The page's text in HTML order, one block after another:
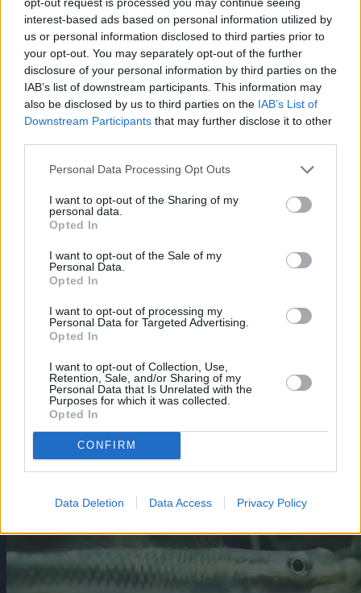
interest-based ads based on personal information utilized by
us or personal information disclosed to third parties prior to
your opt-out. You may separately opt-out of the further
disclosure of your personal information by third parties on the
IAB’s list of downstream participants. This information may
also be disclosed by us to third parties on the IAB’s List of
Downstream Participants that may further disclose it to other
Personal Data Processing Opt Outs
I want to opt-out of the Sharing of my
personal data.
Opted In
I want to opt-out of the Sale of my
Personal Data.
Opted In
I want to opt-out of processing my
Personal Data for Targeted Advertising.
Opted In
I want to opt-out of Collection, Use,
Retention, Sale, and/or Sharing of my
Personal Data that Is Unrelated with the
Purposes for which it was collected.
Opted In
CONFIRM
Data Deletion Data Access Privacy Policy
Knurrender Zwerggurami – Trichopsis
Osphronemidae
kleiner Fisch, der in der Regel eine Länge
von etwa 3,5 bis 5 cm erreicht. Er zeichnet
sich durch einen länglichen, leicht
Färbung aus.
https://aquaristik.liquid-news.com/wp-
content/uploads/2024/01/Trichopsis-
https://aquaristik.liquid-news.com/wp-
content/uploads/2025/05/LNAquaristik.jpg
aquaristik2024-01-03 01:38:28
Trichopsis pumilus